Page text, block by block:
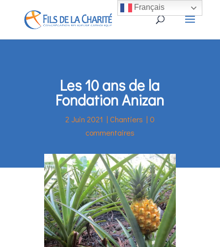
Les 10 ans de la
Fondation Anizan
2 Juin 2021 | Chantiers | 0
commentaires
Français